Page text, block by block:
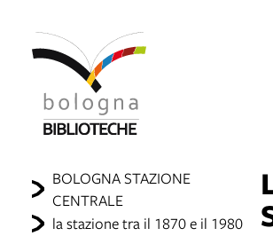
BOLOGNA STAZIONE
CENTRALE
la stazione tra il 1870 e il 1980